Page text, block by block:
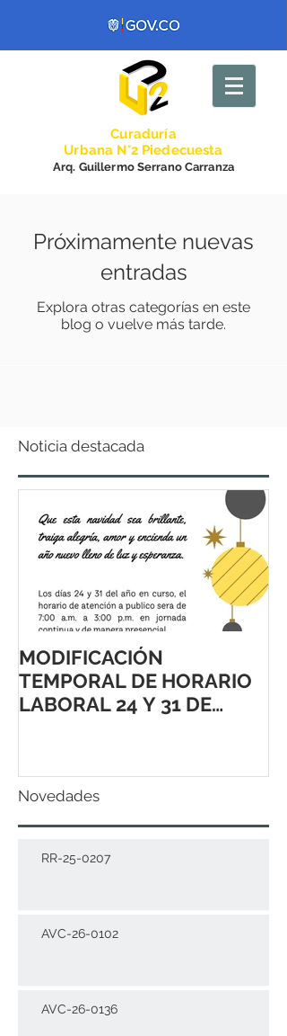
Curaduría
Urbana N°2 Piedecuesta
Arq. Guillermo Serrano Carranza
Próximamente nuevas
entradas
Explora otras categorías en este
blog o vuelve más tarde.
Noticia destacada
MODIFICACIÓN
TEMPORAL DE HORARIO
LABORAL 24 Y 31 DE
Novedades
RR-25-0207
AVC-26-0102
AVC-26-0136